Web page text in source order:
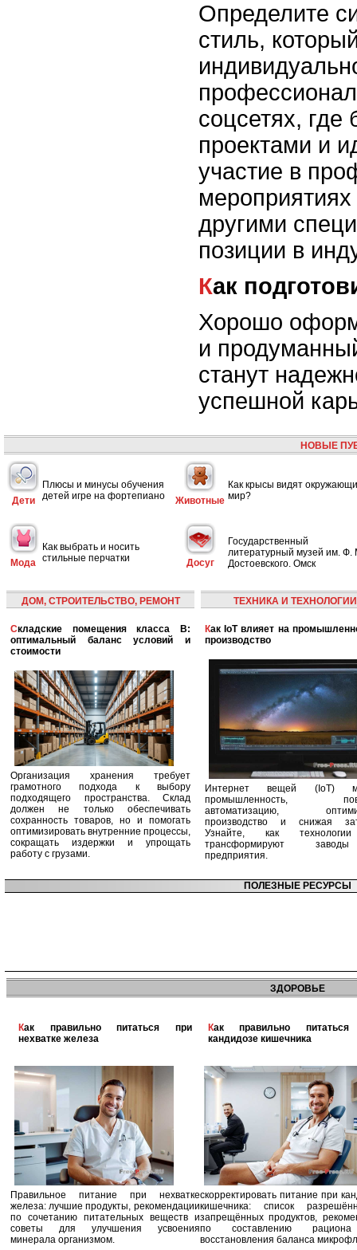
Определите
стиль,
соцсетях, где
проектами и
участие в
другими
позиции в
Как
Хорошо
и
станут
успешной
НОВЫЕ
Дети
Плюсы и минусы обучения
детей игре на фортепиано
Животные
Как крысы видят
мир?
Мода
Как выбрать и носить
стильные перчатки
Досуг
Государственный
литературный музей им. Ф.
Достоевского. Омск
ДОМ, СТРОИТЕЛЬСТВО, РЕМОНТ
Складские помещения класса B:
оптимальный баланс условий и
стоимости
Организация хранения требует
грамотного подхода к выбору
подходящего пространства. Склад
должен не только обеспечивать
сохранность товаров, но и помогать
оптимизировать внутренние процессы,
сокращать издержки и упрощать
работу с грузами.
ТЕХНИКА И ТЕХНОЛОГИИ
Как IoT влияет на промышленность и
производство
Интернет вещей (IoT)
промышленность,
автоматизацию,
производство и снижая
Узнайте, как
трансформируют
предприятия.
ПОЛЕЗНЫЕ РЕСУРСЫ
ЗДОРОВЬЕ
Как правильно питаться при
нехватке железа
Правильное питание при нехватке
железа: лучшие продукты, рекомендации
по сочетанию питательных веществ и
советы для улучшения усвоения
минерала организмом.
Как правильно питаться при
кандидозе кишечника
скорректировать питание при
кишечника: список
запрещённых продуктов,
по составлению
восстановления баланса